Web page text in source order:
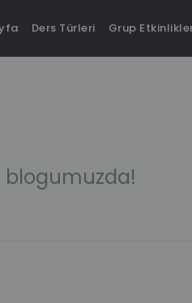
Ders Türleri Grup
blogumuzda!